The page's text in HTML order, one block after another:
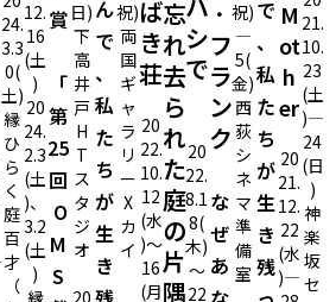
24.
3.3
0(
土)
縁
ひ
ら
く
庭
百
才
（
12.
16
(土
)
20
24.
2.3
(土
)、
3.2
(土
)
賞
「
第
25
回
O
M
S
日)
下
高
井
戸
H
T
ス
タ
ジ
オ
ん
で
、
私
た
ち
が
生
き
祝)
両
国
ギ
ャ
ラ
リ
ー
X
カ
イ
ば
き
荘
20
22.
10.
12
(水
)〜
16
(月
忘
れ
去
ら
れ
た
庭
の
片
隅
シ
で
20
22.
8.1
8(
木)
〜
22
･
フ
ラ
ン
ク
な
ぜ
あ
祝)
―
5(
金)
西
荻
シ
ネ
マ
準
備
室
で
、
私
た
ち
が
生
き
残
M
ot
h
er
20
21.
12.
22
(水
)―
21.
10.
23
(土
)―
24
(日
)
神
楽
坂
セ